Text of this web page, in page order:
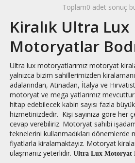
Toplam0 adet sonuç
Kiralık Ultra Lux
Motoryatlar
Ultra lux motoryatlarımız motoryat
yalnızca bizim sahillerimizden
adalarından, Atinadan, İtalya ve
motoryat ve mega yatlarımız
hitap edebilecek kabin sayısı fazla
hizmetinizdedir. Kişi sayınıza göre her
cevap verebiliriz. Motoryat sahibi
teknelerini kullanmadıkları dönemlerde
fiyatlarla kiralamaktayız. Motoryat
ulaşmanız yeterlidir. Ultra Lux Motoryat